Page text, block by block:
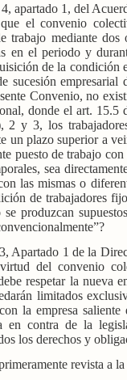
apartado 1, del
el convenio
trabajo mediante
en el periodo y
de la condición
sucesión
Convenio, no
donde el art. 15.5
2 y 3, los
un plazo superior a
puesto de trabajo
sea
las mismas o
de trabajadores
produzcan
Apartado 1 de la
del convenio
respetar la nueva
limitados
la empresa
en contra de la
los derechos y
revista a